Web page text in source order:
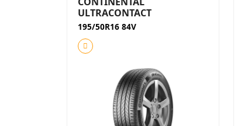
ULTRACONTACT
195/50R16 84V